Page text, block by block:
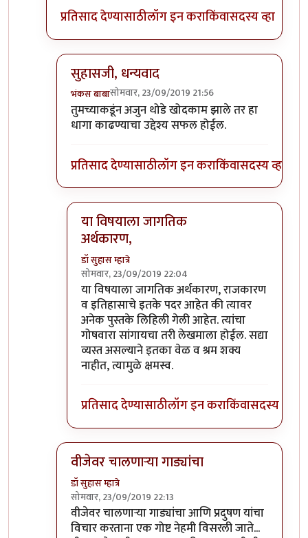
प्रतिसाद देण्यासाठीलॉग इन कराकिंवासदस्य व्हा
सुहासजी, धन्यवाद
भंकस बाबासोमवार, 23/09/2019 21:56
In reply toइंटर्नल कंबशन इंजिनाची इंधनby
तुमच्याकडूंन अजुन थोडे खोदकाम झाले तर हा
धागा काढण्याचा उद्देश्य सफल होईल.
प्रतिसाद देण्यासाठीलॉग इन कराकिंवासदस्य व्हा
या विषयाला जागतिक
अर्थकारण,
डॉ सुहास म्हात्रे
सोमवार, 23/09/2019 22:04
In reply toसुहासजी, धन्यवादbyभंकस बाबा
या विषयाला जागतिक अर्थकारण, राजकारण
व इतिहासाचे इतके पदर आहेत की त्यावर
अनेक पुस्तके लिहिली गेली आहेत. त्यांचा
गोषवारा सांगायचा तरी लेखमाला होईल. सद्या
व्यस्त असल्याने इतका वेळ व श्रम शक्य
नाहीत, त्यामुळे क्षमस्व.
प्रतिसाद देण्यासाठीलॉग इन कराकिंवासदस्य व्हा
वीजेवर चालणार्‍या गाड्यांचा
डॉ सुहास म्हात्रे
सोमवार, 23/09/2019 22:13
In reply toइंटर्नल कंबशन इंजिनाची इंधनby
वीजेवर चालणार्‍या गाड्यांचा आणि प्रदुषण यांचा
विचार करताना एक गोष्ट नेहमी विसरली जाते...